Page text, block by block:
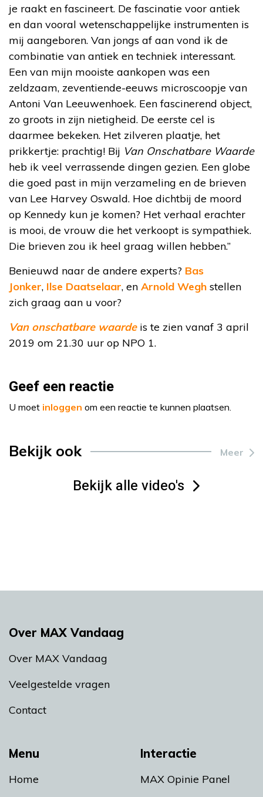
je raakt en fascineert. De fascinatie voor antiek
en dan vooral wetenschappelijke instrumenten is
mij aangeboren. Van jongs af aan vond ik de
combinatie van antiek en techniek interessant.
Een van mijn mooiste aankopen was een
zeldzaam, zeventiende-eeuws microscoopje van
Antoni Van Leeuwenhoek. Een fascinerend object,
zo groots in zijn nietigheid. De eerste cel is
daarmee bekeken. Het zilveren plaatje, het
prikkertje: prachtig! Bij Van Onschatbare Waarde
heb ik veel verrassende dingen gezien. Een globe
die goed past in mijn verzameling en de brieven
van Lee Harvey Oswald. Hoe dichtbij de moord
op Kennedy kun je komen? Het verhaal erachter
is mooi, de vrouw die het verkoopt is sympathiek.
Die brieven zou ik heel graag willen hebben.”
Benieuwd naar de andere experts? Bas
Jonker, Ilse Daatselaar, en Arnold Wegh stellen
zich graag aan u voor?
Van onschatbare waardeis te zien vanaf 3 april
2019 om 21.30 uur op NPO 1.
Geef een reactie
U moet inloggen om een reactie te kunnen plaatsen.
Bekijk ook Meer
Bekijk alle video's
Menu
Home
Interactie
MAX Opinie Panel
Over MAX Vandaag
Over MAX Vandaag
Veelgestelde vragen
Contact